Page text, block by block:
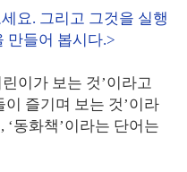
요. 그리고 그것을 실행
만들어 봅시다.>
이가 보는 것’이라고
즐기며 보는 것’이라
동화책’이라는 단어는